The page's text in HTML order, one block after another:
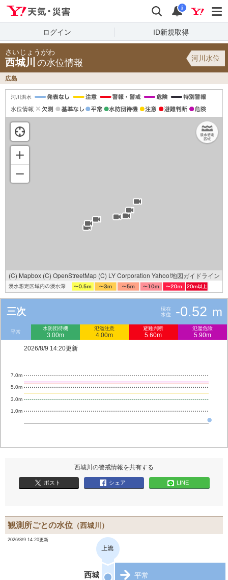
検索 通知
i
ログイン ID新規取得
さいじょうがわ
西城川 の水位情報 河川水位
広島
(C) Mapbox (C) OpenStreetMap (C) LY Corporation Yahoo!地図ガイドライン
三次
現在
水位
-0.52 m
平常
水防団待機
3.00m
氾濫注意
4.00m
避難判断
5.60m
氾濫危険
5.90m
2026/8/9 14:20更新
1.0m
3.0m
5.0m
7.0m
西城川の警戒情報を共有する
ポスト シェア LINE
観測所ごとの水位 （西城川）
2026/8/9 14:20更新
西城 平常